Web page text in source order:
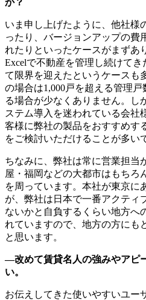
か？
いま申し上げたように、他社様
ったり、バージョンアップの費
れたりといったケースがまずあ
Excelで不動産を管理し続けてき
て限界を迎えたというケースも
の場合は1,000戸を超える管理
る場合が少なくありません。し
ステム導入を迷われている会社
客様に弊社の製品をおすすめす
をご検討いただけることが多い
ちなみに、弊社は常に営業担当
屋・福岡などの大都市はもちろ
を周っています。本社が東京に
が、弊社は日本で一番アクティ
ないかと自負するくらい地方へ
れていますので、地方の方にも
と思います。
―改めて賃貸名人の強みやアピ
い。
お伝えしてきた使いやすいユー